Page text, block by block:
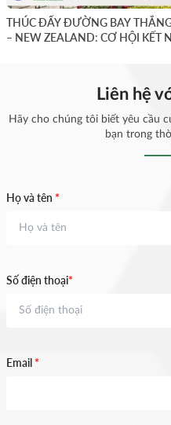
THÚC ĐẨY ĐƯỜNG BAY
– NEW ZEALAND: CƠ HỘI KẾT
Liên hệ
Hãy cho chúng tôi biết yêu cầu
bạn trong
Họ và tên *
Số điện thoại*
Email *